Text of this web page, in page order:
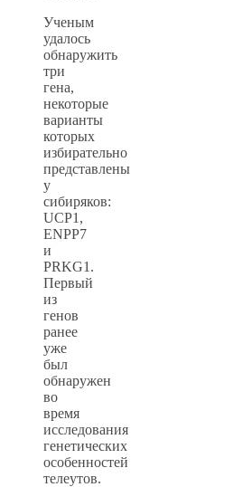
Ученым
удалось
обнаружить
три
гена,
некоторые
варианты
которых
избирательно
представлены
у
сибиряков:
UCP1,
ENPP7
и
PRKG1.
Первый
из
генов
ранее
уже
был
обнаружен
во
время
исследования
генетических
особенностей
телеутов.